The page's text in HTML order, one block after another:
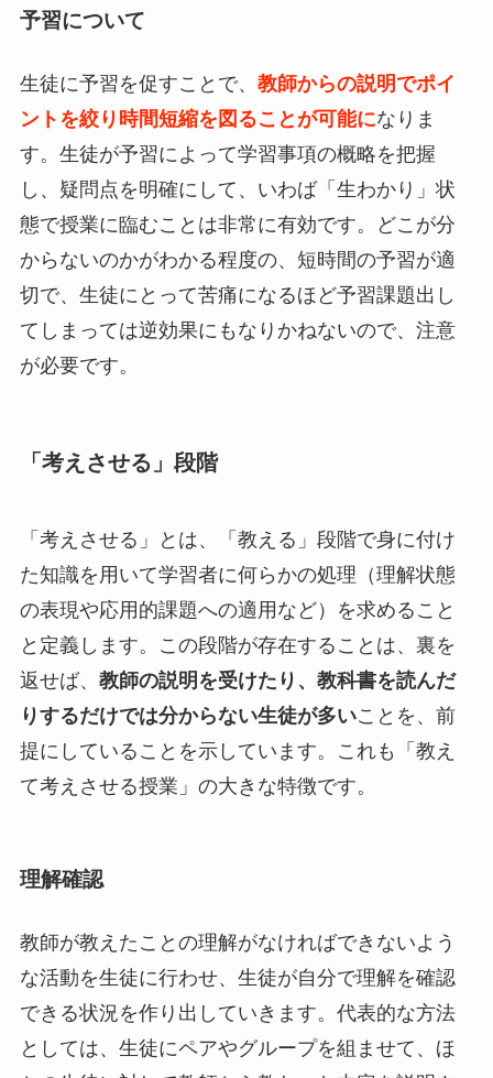
予習について
生徒に予習を促すことで、 教師からの説明でポイ
ントを絞り時間短縮を図ることが可能になりま
す。生徒が予習によって学習事項の概略を把握
し、疑問点を明確にして、いわば「生わかり」状
態で授業に臨むことは非常に有効です。どこが分
からないのかがわかる程度の、短時間の予習が適
切で、生徒にとって苦痛になるほど予習課題出し
てしまっては逆効果にもなりかねないので、注意
が必要です。
「考えさせる」段階
「考えさせる」とは、「教える」段階で身に付け
た知識を用いて学習者に何らかの処理（理解状態
の表現や応用的課題への適用など）を求めること
と定義します。この段階が存在することは、裏を
返せば、 教師の説明を受けたり、教科書を読んだ
りするだけでは分からない生徒が多いことを、前
提にしていることを示しています。これも「教え
て考えさせる授業」の大きな特徴です。
理解確認
教師が教えたことの理解がなければできないよう
な活動を生徒に行わせ、生徒が自分で理解を確認
できる状況を作り出していきます。代表的な方法
としては、生徒にペアやグループを組ませて、ほ